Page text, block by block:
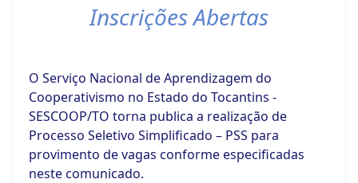
Inscrições Abertas
O Serviço Nacional de Aprendizagem do
Cooperativismo no Estado do Tocantins -
SESCOOP/TO torna publica a realização de
Processo Seletivo Simplificado – PSS para
provimento de vagas conforme especificadas
neste comunicado.